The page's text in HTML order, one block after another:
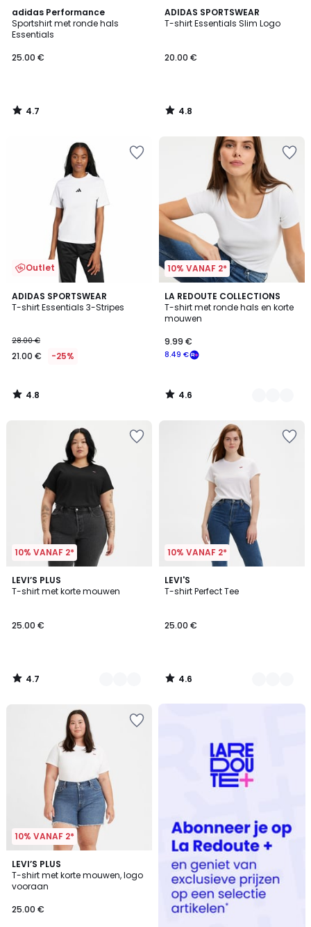
adidas Performance
Sportshirt met ronde hals
Essentials
25.00 €
4.7
/ 5
4.7
/
ADIDAS SPORTSWEAR
T-shirt Essentials Slim Logo
20.00 €
4.8
/ 5
4.8
/
Outlet
ADIDAS SPORTSWEAR
T-shirt Essentials 3-Stripes
28.00 €
21.00 € -25%
4.8
/ 5
4.8
/
10% VANAF 2*
LA REDOUTE COLLECTIONS
T-shirt met ronde hals en korte
mouwen
8.49 €
9.99 €
4.6
/ 5
2
Kleuren
4.6
/
10% VANAF 2*
LEVI’S PLUS
T-shirt met korte mouwen
25.00 €
4.7
/ 5
2
Kleuren
4.7
/
10% VANAF 2*
LEVI'S
T-shirt Perfect Tee
25.00 €
4.6
/ 5
2
Kleuren
4.6
/
10% VANAF 2*
LEVI’S PLUS
T-shirt met korte mouwen, logo
vooraan
25.00 €
4.8
/ 5
2
Kleuren